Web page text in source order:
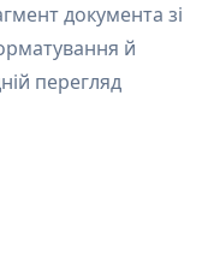
документа зі
й
перегляд